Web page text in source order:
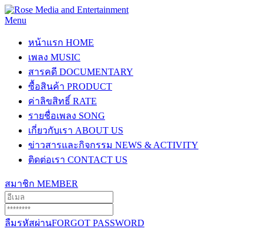
Menu
หน้าแรก HOME
เพลง MUSIC
สารคดี DOCUMENTARY
ซื้อสินค้า PRODUCT
ค่าลิขสิทธิ์ RATE
รายชื่อเพลง SONG
เกี่ยวกับเรา ABOUT US
ข่าวสารและกิจกรรม NEWS & ACTIVITY
ติดต่อเรา CONTACT US
สมาชิก MEMBER
ลืมรหัสผ่านFORGOT PASSWORD